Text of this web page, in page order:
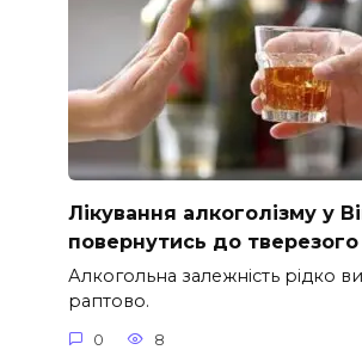
Лікування алкоголізму у
повернутись до
Алкогольна залежність рідко
раптово.
0 8